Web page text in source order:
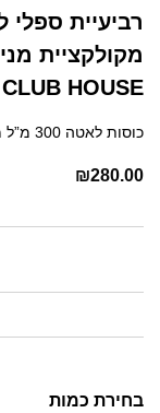
מקולקציית
CLUB HOUSE
כוסות לאטה 300 מ”ל מקולקציית מניקו בגוון שחור מט
₪280.00